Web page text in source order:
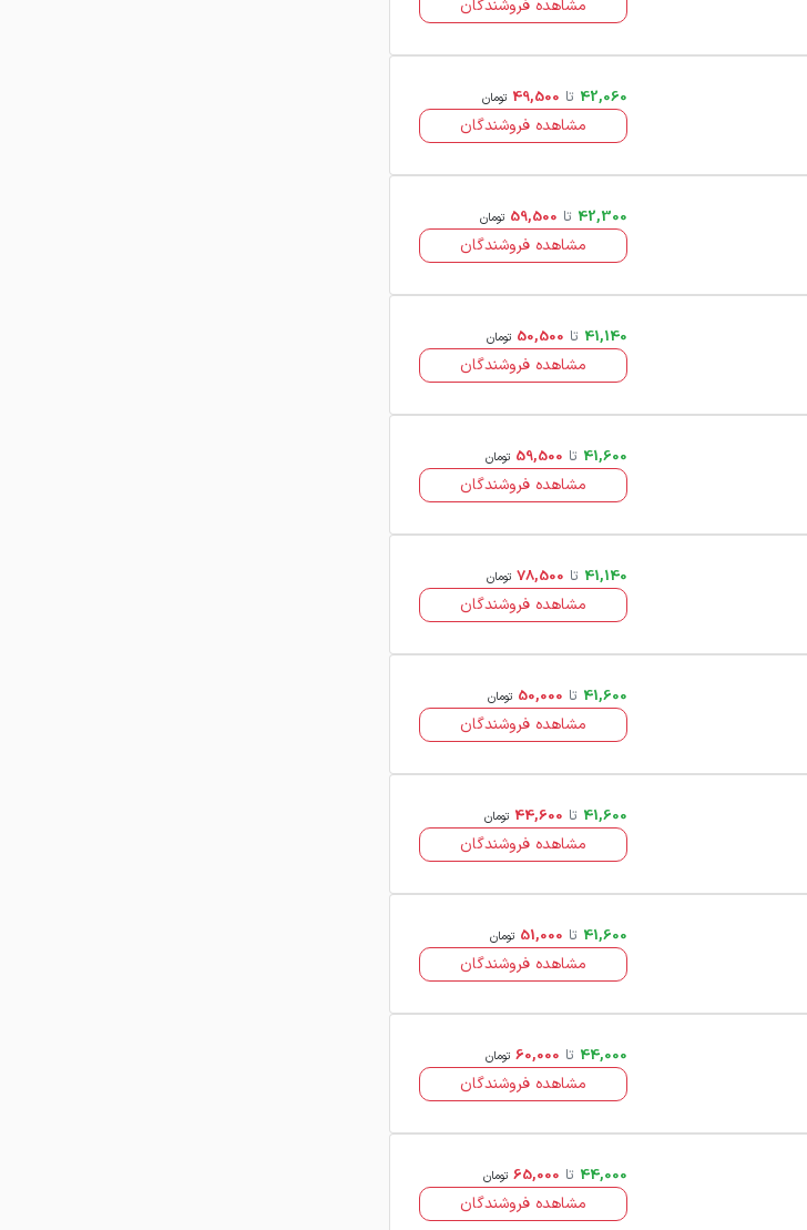
مشاهده فروشندگان
42,060 تا 49,500 تومان
مشاهده فروشندگان
42,300 تا 59,500 تومان
مشاهده فروشندگان
41,140 تا 50,500 تومان
مشاهده فروشندگان
41,600 تا 59,500 تومان
مشاهده فروشندگان
41,140 تا 78,500 تومان
مشاهده فروشندگان
41,600 تا 50,000 تومان
مشاهده فروشندگان
41,600 تا 44,600 تومان
مشاهده فروشندگان
41,600 تا 51,000 تومان
مشاهده فروشندگان
44,000 تا 60,000 تومان
مشاهده فروشندگان
44,000 تا 65,000 تومان
مشاهده فروشندگان